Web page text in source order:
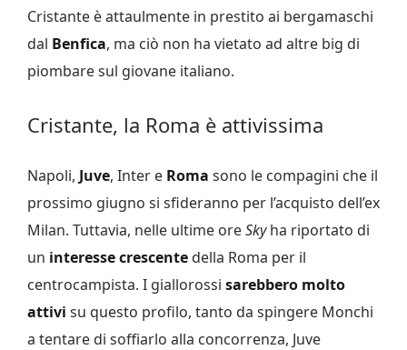
Cristante è attaulmente in prestito ai bergamaschi
dal Benfica, ma ciò non ha vietato ad altre big di
piombare sul giovane italiano.
Cristante, la Roma è attivissima
Napoli, Juve, Inter e Roma sono le compagini che il
prossimo giugno si sfideranno per l’acquisto dell’ex
Milan. Tuttavia, nelle ultime oreSkyha riportato di
un interesse crescente della Roma per il
centrocampista. I giallorossi sarebbero molto
attivi su questo profilo, tanto da spingere Monchi
a tentare di soffiarlo alla concorrenza, Juve